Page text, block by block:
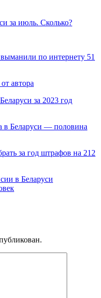
за июль. Сколько?
по интернету 51
автора
за 2023 год
в Беларуси — половина
за год штрафов на 212
в Беларуси